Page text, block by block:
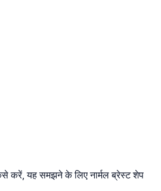
करें, यह समझने के लिए नार्मल ब्रेस्ट शेप